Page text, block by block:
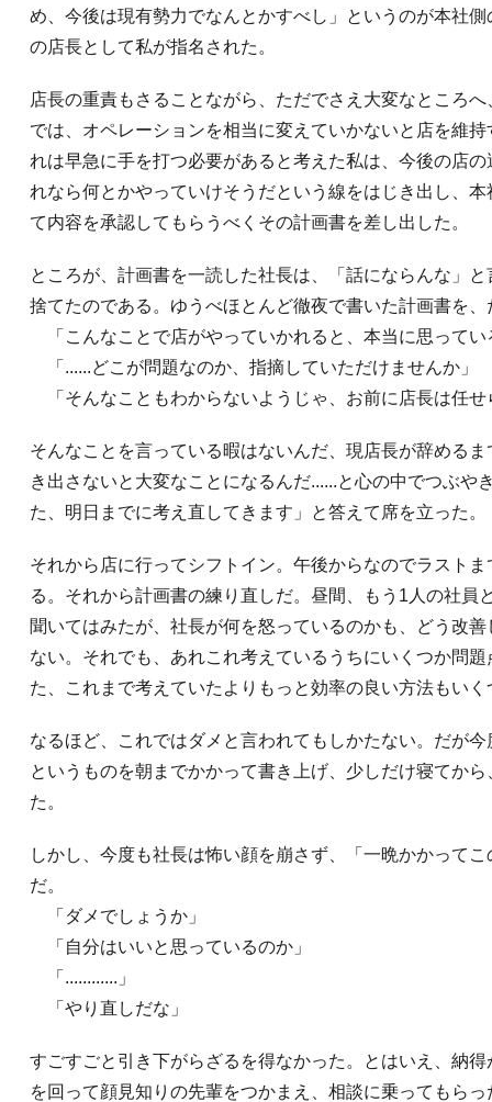
め、今後は現有勢力でなんとかすべし」というのが本社
の店長として私が指名された。
店長の重責もさることながら、ただでさえ大変なところ
では、オペレーションを相当に変えていかないと店を維
れは早急に手を打つ必要があると考えた私は、今後の店
れなら何とかやっていけそうだという線をはじき出し、
て内容を承認してもらうべくその計画書を差し出した。
ところが、計画書を一読した社長は、「話にならんな」
捨てたのである。ゆうべほとんど徹夜で書いた計画書を、
「こんなことで店がやっていかれると、本当に思ってい
「......どこが問題なのか、指摘していただけませんか」
「そんなこともわからないようじゃ、お前に店長は任せ
そんなことを言っている暇はないんだ、現店長が辞める
き出さないと大変なことになるんだ......と心の中でつぶや
た、明日までに考え直してきます」と答えて席を立った。
それから店に行ってシフトイン。午後からなのでラスト
る。それから計画書の練り直しだ。昼間、もう1人の社員
聞いてはみたが、社長が何を怒っているのかも、どう改
ない。それでも、あれこれ考えているうちにいくつか問
た、これまで考えていたよりもっと効率の良い方法もい
なるほど、これではダメと言われてもしかたない。だが
というものを朝までかかって書き上げ、少しだけ寝てか
た。
しかし、今度も社長は怖い顔を崩さず、「一晩かかって
だ。
「ダメでしょうか」
「自分はいいと思っているのか」
「............」
「やり直しだな」
すごすごと引き下がらざるを得なかった。とはいえ、納
を回って顔見知りの先輩をつかまえ、相談に乗ってもら